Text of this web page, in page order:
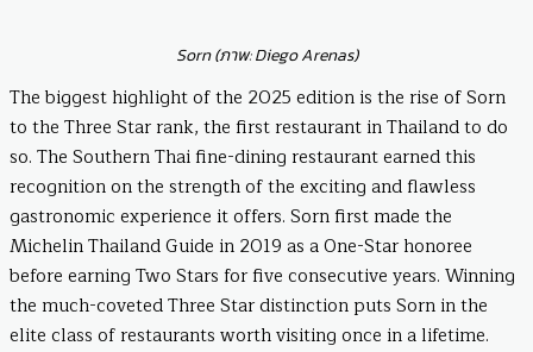
Sorn (ภาพ: Diego Arenas)
The biggest highlight of the 2025 edition is the rise of Sorn
to the Three Star rank, the first restaurant in Thailand to do
so. The Southern Thai fine-dining restaurant earned this
recognition on the strength of the exciting and flawless
gastronomic experience it offers. Sorn first made the
Michelin Thailand Guide in 2019 as a One-Star honoree
before earning Two Stars for five consecutive years. Winning
the much-coveted Three Star distinction puts Sorn in the
elite class of restaurants worth visiting once in a lifetime.